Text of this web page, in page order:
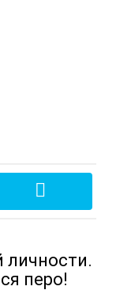
личности.
перо!